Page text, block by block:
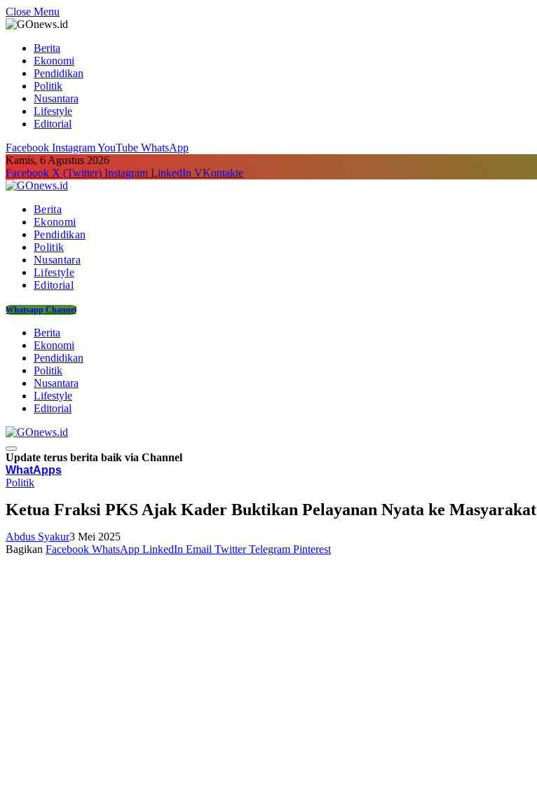
Close Menu
Berita
Ekonomi
Pendidikan
Politik
Nusantara
Lifestyle
Editorial
Facebook InstagramYouTube WhatsApp
Kamis, 6 Agustus 2026
Facebook X (Twitter) Instagram LinkedIn VKontakte
Berita
Ekonomi
Pendidikan
Politik
Nusantara
Lifestyle
Editorial
Whatsapp Channel
Berita
Ekonomi
Pendidikan
Politik
Nusantara
Lifestyle
Editorial
Update terus berita baik via Channel
WhatApps
Politik
Ketua Fraksi PKS Ajak Kader Buktikan Pelayanan Nyata ke Masyarakat
Abdus Syakur3 Mei 2025
Bagikan Facebook WhatsApp LinkedIn Email Twitter Telegram Pinterest